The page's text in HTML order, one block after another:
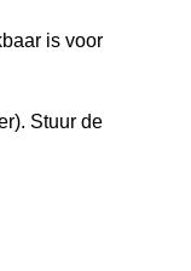
is voor
Stuur de